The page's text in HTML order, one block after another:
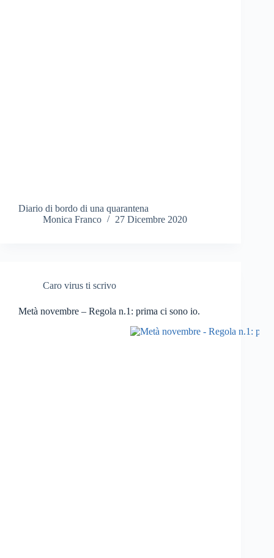
Diario di bordo di una quarantena
Monica Franco
27 Dicembre 2020
Caro virus ti scrivo
Metà novembre – Regola n.1: prima ci sono io.